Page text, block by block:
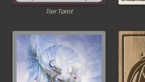
Tier Tarot